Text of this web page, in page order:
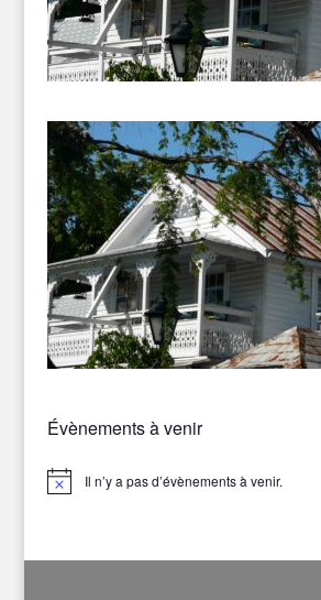
Évènements à venir
Notice Il n’y a pas d’évènements à venir.